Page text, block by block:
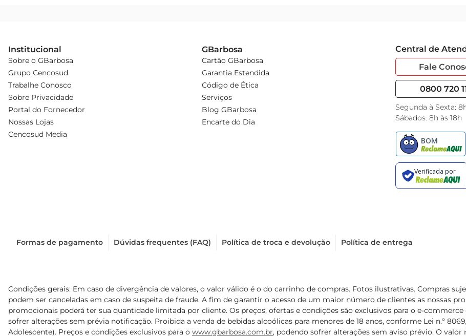
Institucional
Sobre o GBarbosa
Grupo Cencosud
Trabalhe Conosco
Sobre Privacidade
Portal do Fornecedor
Nossas Lojas
Cencosud Media
GBarbosa
Cartão GBarbosa
Garantia Estendida
Código de Ética
Serviços
Blog GBarbosa
Encarte do Dia
Central de
Fale
0800 720
Segunda à Sexta:
Sábados: 8h às 18h
Formas de pagamento Dúvidas frequentes (FAQ) Política de troca e devolução Política de entrega
Condições gerais: Em caso de divergência de valores, o valor válido é o do carrinho de compras. Fotos ilustrativas. Compras
podem ser canceladas em caso de suspeita de fraude. A fim de garantir o acesso de um maior número de clientes as nossas
promocionais poderá ter sua quantidade limitada por cliente. Os preços, ofertas e condições são exclusivos para o e-
sofrer alterações sem prévia notificação. Proibida a venda de bebidas alcoólicas para menores de 18 anos, conforme Lei n.º
Adolescente). Preços e condições exclusivos para o www.gbarbosa.com.br, podendo sofrer alterações sem aviso prévio. O